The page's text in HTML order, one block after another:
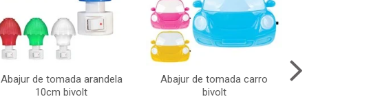
Abajur de tomada arandela
10cm bivolt
Abajur de tomada carro
bivolt